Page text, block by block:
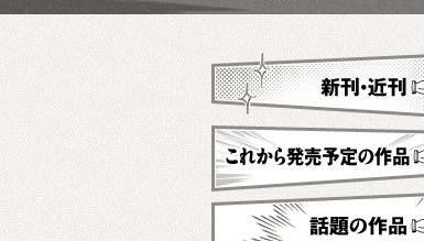
新刊・近刊
これから発売予定